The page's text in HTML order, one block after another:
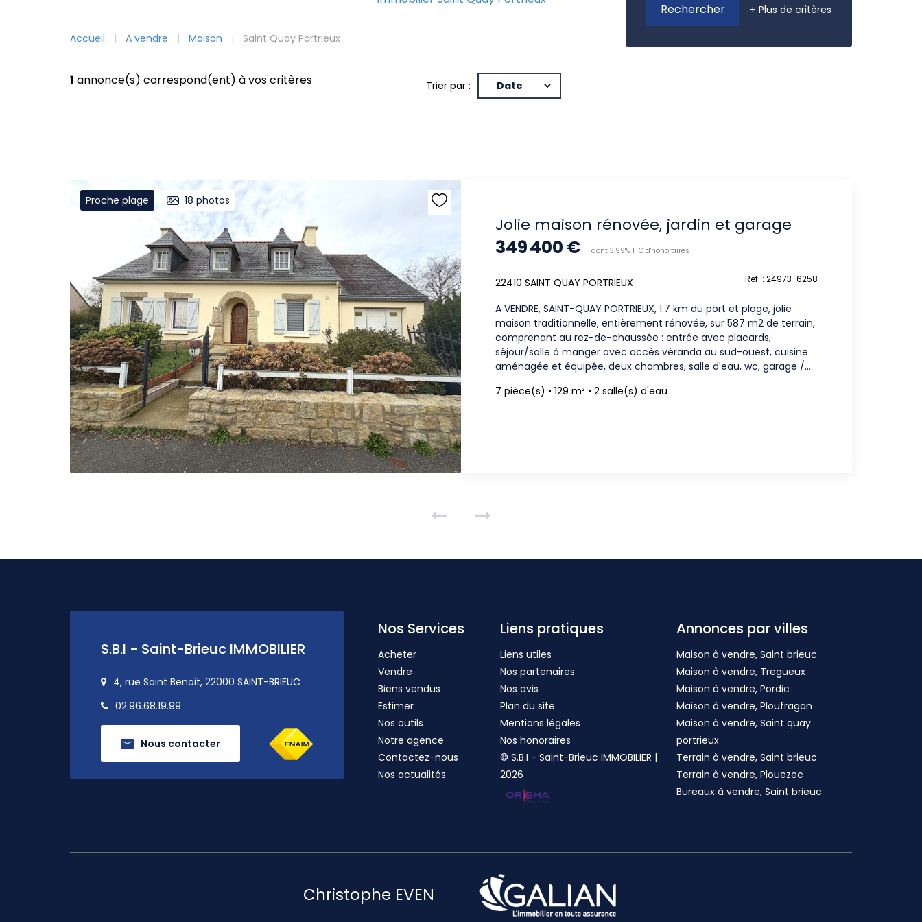
+ Plus de critères
Accueil A vendre Maison Saint Quay Portrieux
1 annonce(s) correspond(ent) à vos critères Trier par :
Proche plage 18 photos
Jolie maison rénovée, jardin et garage
349 400 € dont 3.99% TTC d'honoraires
22410 SAINT QUAY PORTRIEUX Ref. : 24973-6258
A VENDRE, SAINT-QUAY PORTRIEUX, 1.7 km du port et plage, jolie
maison traditionnelle, entièrement rénovée, sur 587 m2 de terrain,
comprenant au rez-de-chaussée : entrée avec placards,
séjour/salle à manger avec accès véranda au sud-ouest, cuisine
aménagée et équipée, deux chambres, salle d'eau, wc, garage /
pièce à aménager (16 m²), salle d'eau avec wc et grenier; BELLES
7 pièce(s) • 129 m² • 2 salle(s) d'eau
S.B.I - Saint-Brieuc IMMOBILIER
4, rue Saint Benoit, 22000 SAINT-BRIEUC
02.96.68.19.99
Nous contacter
Nos Services
Acheter
Vendre
Biens vendus
Estimer
Nos outils
Notre agence
Contactez-nous
Nos actualités
Liens pratiques
Liens utiles
Nos partenaires
Nos avis
Plan du site
Mentions légales
Nos honoraires
© S.B.I - Saint-Brieuc IMMOBILIER |
2026
Annonces par villes
Maison à vendre, Saint brieuc
Maison à vendre, Tregueux
Maison à vendre, Pordic
Maison à vendre, Ploufragan
Maison à vendre, Saint quay
portrieux
Terrain à vendre, Saint brieuc
Terrain à vendre, Plouezec
Bureaux à vendre, Saint brieuc
Christophe EVEN